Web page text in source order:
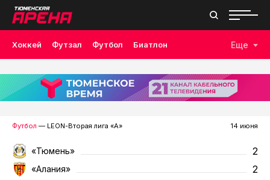
Хоккей Футзал Футбол Биатлон
Лыжные гонки Волейбол Плавание Дзюдо
Скалолазание Велоспорт Бокс
Еще
Футбол — LEON-Вторая лига «А» 14 июня
«Тюмень» 2
«Алания» 2